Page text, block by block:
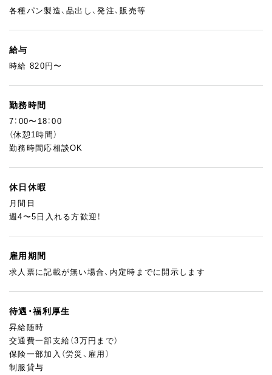
各種パン製造、品出し、発注、販売等
給与
時給 820円〜
勤務時間
7：00〜18：00
（休憩1時間）
勤務時間応相談OK
休日休暇
月間日
週4〜5日入れる方歓迎！
雇用期間
求人票に記載が無い場合、内定時までに開示します
待遇・福利厚生
昇給随時
交通費一部支給（3万円まで）
保険一部加入（労災、雇用）
制服貸与